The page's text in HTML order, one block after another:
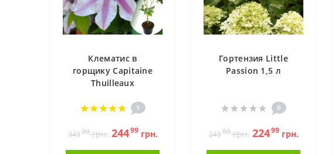
Клематис в
горщику Capitaine
Thuilleaux
1
34999грн. 24499грн.
Гортензия Little
Passion 1,5 л
0
24999грн. 22499грн.